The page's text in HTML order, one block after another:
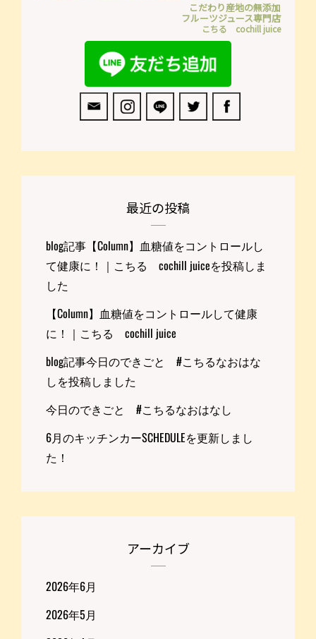
こだわり産地の無添加
フルーツジュース専門店
こちる cochill juice
最近の投稿
blog記事【Column】血糖値をコントロールし
て健康に！｜こちる cochill juiceを投稿しま
した
【Column】血糖値をコントロールして健康
に！｜こちる cochill juice
blog記事今日のできごと #こちるなおはな
しを投稿しました
今日のできごと #こちるなおはなし
6月のキッチンカーSCHEDULEを更新しまし
た！
アーカイブ
2026年6月
2026年5月